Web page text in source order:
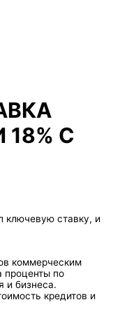
С
ключевую ставку, и
коммерческим
проценты по
и бизнеса.
кредитов и